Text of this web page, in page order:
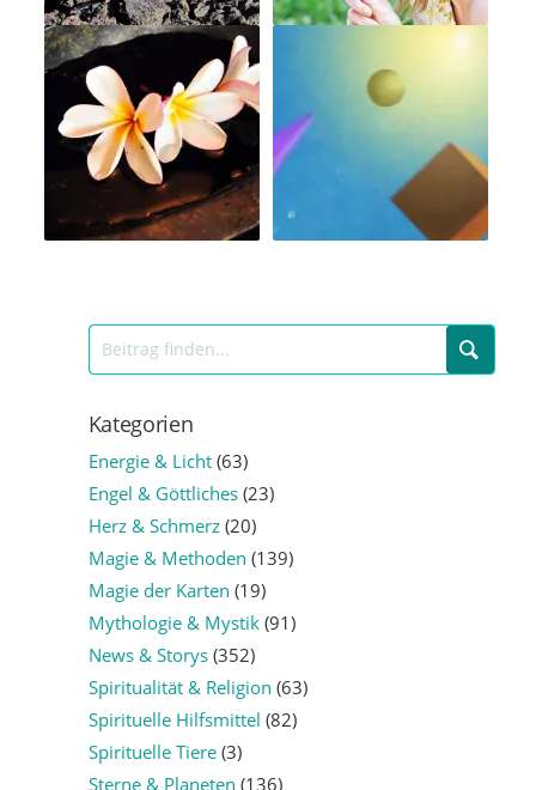
Kategorien
Energie & Licht(63)
Engel & Göttliches(23)
Herz & Schmerz(20)
Magie & Methoden (139)
Magie der Karten (19)
Mythologie & Mystik(91)
News & Storys(352)
Spiritualität & Religion (63)
Spirituelle Hilfsmittel (82)
Spirituelle Tiere(3)
Sterne & Planeten (136)